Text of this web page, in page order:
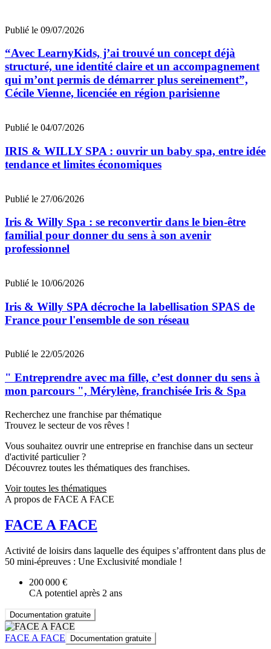
Publié le 09/07/2026
“Avec LearnyKids, j’ai trouvé un concept déjà
structuré, une identité claire et un accompagnement
qui m’ont permis de démarrer plus sereinement”,
Cécile Vienne, licenciée en région parisienne
Publié le 04/07/2026
IRIS & WILLY SPA : ouvrir un baby spa, entre idée
tendance et limites économiques
Publié le 27/06/2026
Iris & Willy Spa : se reconvertir dans le bien-être
familial pour donner du sens à son avenir
professionnel
Publié le 10/06/2026
Iris & Willy SPA décroche la labellisation SPAS de
France pour l'ensemble de son réseau
Publié le 22/05/2026
" Entreprendre avec ma fille, c’est donner du sens à
mon parcours ", Mérylène, franchisée Iris & Spa
Recherchez une franchise par thématique
Trouvez le secteur de vos rêves !
Vous souhaitez ouvrir une entreprise en franchise dans un secteur
d'activité particulier ?
Découvrez toutes les thématiques des franchises.
Voir toutes les thématiques
A propos de FACE A FACE
FACE A FACE
Activité de loisirs dans laquelle des équipes s’affrontent dans plus de
50 mini-épreuves : Une Exclusivité mondiale !
200 000 €
CA potentiel après 2 ans
Documentation gratuite
FACE A FACE Documentation gratuite